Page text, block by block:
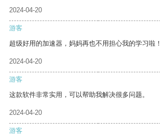
2024-04-20
游客
超级好用的加速器，妈妈再也不用担心我的学习啦！
2024-04-20
游客
这款软件非常实用，可以帮助我解决很多问题。
2024-04-20
游客